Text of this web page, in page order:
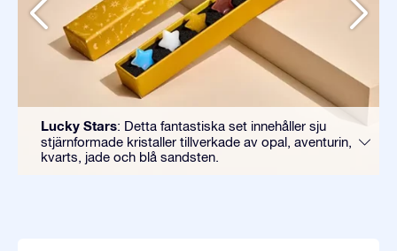
Lucky Stars: Detta fantastiska set innehåller sju
stjärnformade kristaller tillverkade av opal, aventurin,
kvarts, jade och blå sandsten.